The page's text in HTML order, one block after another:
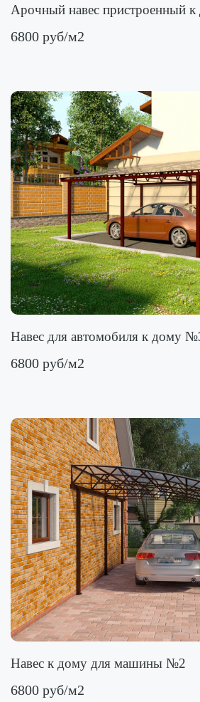
Арочный навес пристроенный
6800 руб/м2
Навес для автомобиля к дому
6800 руб/м2
Навес к дому для машины №2
6800 руб/м2